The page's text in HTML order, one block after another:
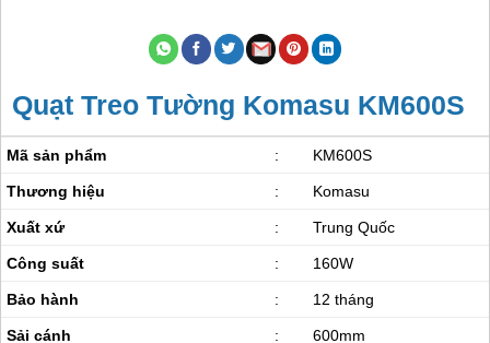
Quạt Treo Tường Komasu KM600S
Mã sản phẩm : KM600S
Thương hiệu : Komasu
Xuất xứ : Trung Quốc
Công suất : 160W
Bảo hành : 12 tháng
Sải cánh : 600mm